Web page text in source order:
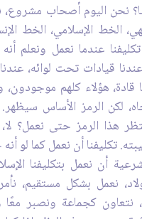
نحن اليوم أصحاب
الخط الإسلامي، الخط
عندما نعمل ونعلم
قيادات تحت لوائه،
قادة، هؤلاء كلهم موجودون،
لكن الرمز الأساس
هذا الرمز حتى نعمل؟
تكليفنا أن نعمل كما لو أنه
أن نعمل بتكليفنا
نعمل بشكل مستقيم،
نتعاون كجماعة ونصبر